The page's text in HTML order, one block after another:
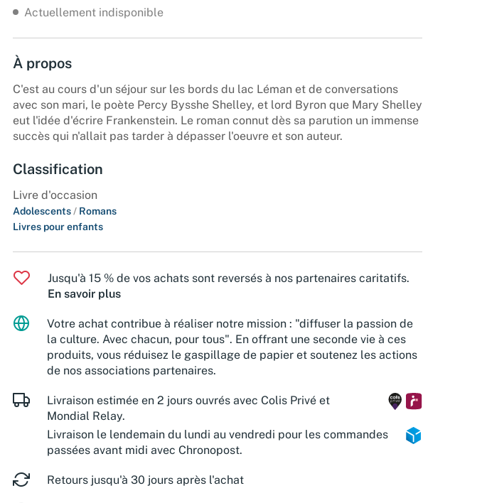
Actuellement indisponible
À propos
C'est au cours d'un séjour sur les bords du lac Léman et de conversations
avec son mari, le poète Percy Bysshe Shelley, et lord Byron que Mary Shelley
eut l'idée d'écrire Frankenstein. Le roman connut dès sa parution un immense
succès qui n'allait pas tarder à dépasser l'oeuvre et son auteur.
Classification
Livre d'occasion
Adolescents / Romans
Livres pour enfants
Jusqu'à 15 % de vos achats sont reversés à nos partenaires caritatifs.
En savoir plus
Votre achat contribue à réaliser notre mission : "diffuser la passion de
la culture. Avec chacun, pour tous". En offrant une seconde vie à ces
produits, vous réduisez le gaspillage de papier et soutenez les actions
de nos associations partenaires.
Livraison estimée en 2 jours ouvrés avec Colis Privé et
Mondial Relay.
Livraison le lendemain du lundi au vendredi pour les commandes
passées avant midi avec Chronopost.
Retours jusqu'à 30 jours après l'achat